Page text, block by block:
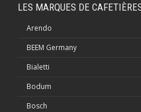
LES MARQUES DE
Arendo
BEEM Germany
Bialetti
Bodum
Bosch